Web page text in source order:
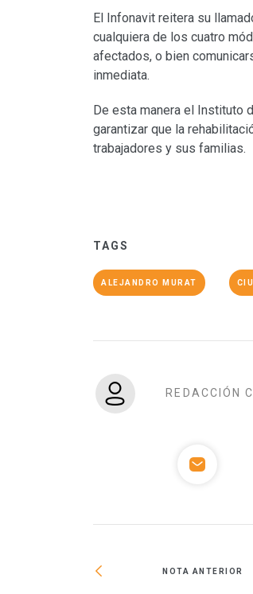
El Infonavit reitera su
cualquiera de los cuatro
afectados, o bien
inmediata.
De esta manera el Instituto
garantizar que la
trabajadores y sus familias.
TAGS
ALEJANDRO MURAT
REDACCIÓN
NOTA ANTERIOR